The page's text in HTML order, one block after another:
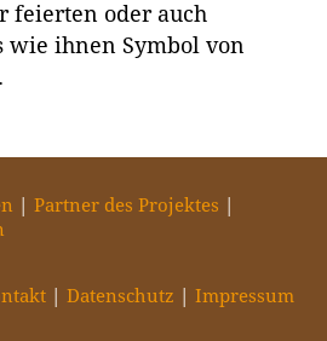
feierten oder auch
ihnen Symbol von
Partner des Projektes
Datenschutz Impressum